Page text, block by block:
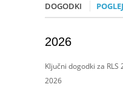
DOGODKI
2026
Ključni dogodki za
2026